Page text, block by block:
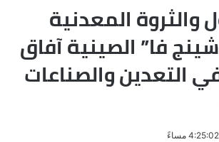
والثروة المعدنية
فا” الصينية آفاق
التعدين والصناعات